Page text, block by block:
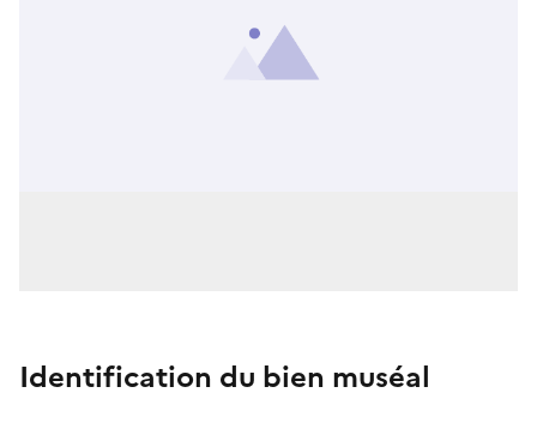
Identification du bien muséal